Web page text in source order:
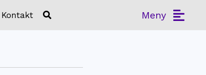
Kontakt Meny